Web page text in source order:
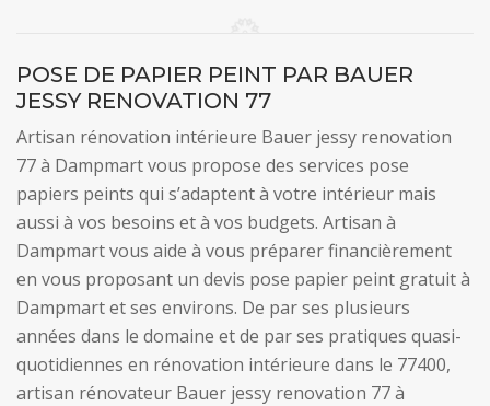
POSE DE PAPIER PEINT PAR BAUER
JESSY RENOVATION 77
Artisan rénovation intérieure Bauer jessy renovation
77 à Dampmart vous propose des services pose
papiers peints qui s’adaptent à votre intérieur mais
aussi à vos besoins et à vos budgets. Artisan à
Dampmart vous aide à vous préparer financièrement
en vous proposant un devis pose papier peint gratuit à
Dampmart et ses environs. De par ses plusieurs
années dans le domaine et de par ses pratiques quasi-
quotidiennes en rénovation intérieure dans le 77400,
artisan rénovateur Bauer jessy renovation 77 à